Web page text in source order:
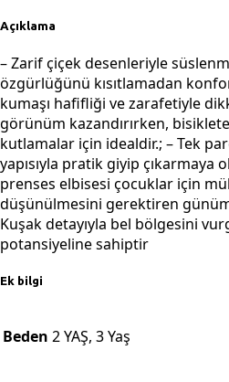
Açıklama
– Zarif çiçek desenleriyle
özgürlüğünü kısıtlamadan
kumaşı hafifliği ve zarafetiyle
görünüm kazandırırken,
kutlamalar için idealdir.; – Tek
yapısıyla pratik giyip
prenses elbisesi çocuklar için
düşünülmesini gerektiren
Kuşak detayıyla bel bölgesini
potansiyeline sahiptir
Ek bilgi
Beden 2 YAŞ, 3 Yaş